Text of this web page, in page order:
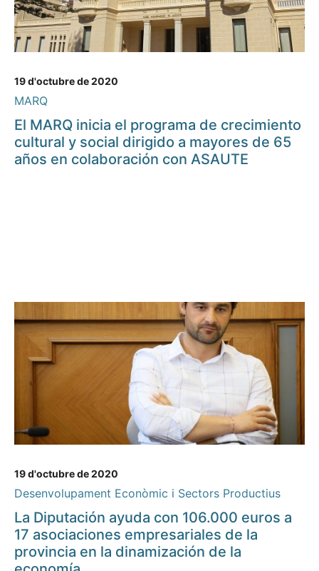
19 d'octubre de 2020
MARQ
El MARQ inicia el programa de crecimiento
cultural y social dirigido a mayores de 65
años en colaboración con ASAUTE
19 d'octubre de 2020
Desenvolupament Econòmic i Sectors Productius
La Diputación ayuda con 106.000 euros a
17 asociaciones empresariales de la
provincia en la dinamización de la